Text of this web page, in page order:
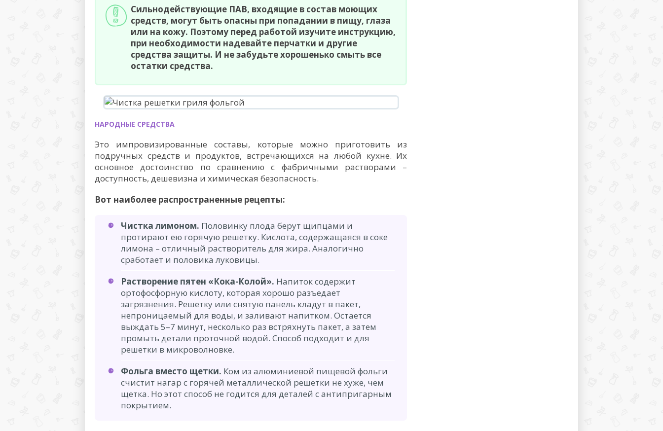
Сильнодействующие ПАВ, входящие в состав моющих
средств, могут быть опасны при попадании в пищу, глаза
или на кожу. Поэтому перед работой изучите инструкцию,
при необходимости надевайте перчатки и другие
средства защиты. И не забудьте хорошенько смыть все
остатки средства.
НАРОДНЫЕ СРЕДСТВА
Это импровизированные составы, которые можно приготовить из
подручных средств и продуктов, встречающихся на любой кухне. Их
основное достоинство по сравнению с фабричными растворами –
доступность, дешевизна и химическая безопасность.
Вот наиболее распространенные рецепты:
Чистка лимоном. Половинку плода берут щипцами и
протирают ею горячую решетку. Кислота, содержащаяся в соке
лимона – отличный растворитель для жира. Аналогично
сработает и половика луковицы.
Растворение пятен «Кока-Колой». Напиток содержит
ортофосфорную кислоту, которая хорошо разъедает
загрязнения. Решетку или снятую панель кладут в пакет,
непроницаемый для воды, и заливают напитком. Остается
выждать 5–7 минут, несколько раз встряхнуть пакет, а затем
промыть детали проточной водой. Способ подходит и для
решетки в микроволновке.
Фольга вместо щетки. Ком из алюминиевой пищевой фольги
счистит нагар с горячей металлической решетки не хуже, чем
щетка. Но этот способ не годится для деталей с антипригарным
покрытием.